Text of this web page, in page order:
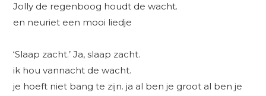
Jolly de regenboog houdt de wacht.
en neuriet een mooi liedje
‘Slaap zacht.’ Ja, slaap zacht.
ik hou vannacht de wacht.
je hoeft niet bang te zijn. ja al ben je groot al ben je